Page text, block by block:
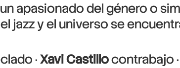
apasionado del género o
jazz y el universo se
·Xavi Castillocontrabajo ·